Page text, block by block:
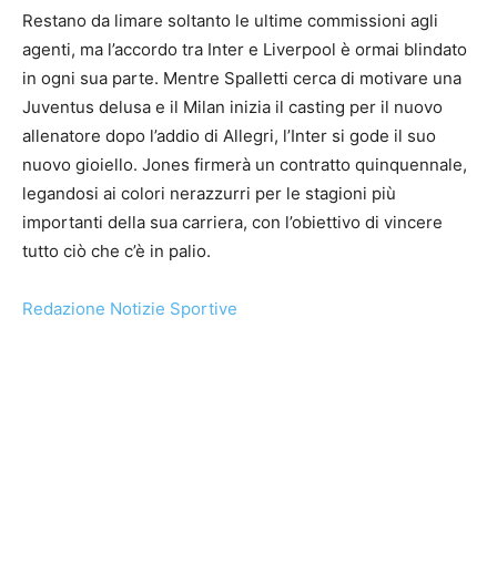
Restano da limare soltanto le ultime commissioni agli
agenti, ma l’accordo tra Inter e Liverpool è ormai blindato
in ogni sua parte. Mentre Spalletti cerca di motivare una
Juventus delusa e il Milan inizia il casting per il nuovo
allenatore dopo l’addio di Allegri, l’Inter si gode il suo
nuovo gioiello. Jones firmerà un contratto quinquennale,
legandosi ai colori nerazzurri per le stagioni più
importanti della sua carriera, con l’obiettivo di vincere
tutto ciò che c’è in palio.
Redazione Notizie Sportive